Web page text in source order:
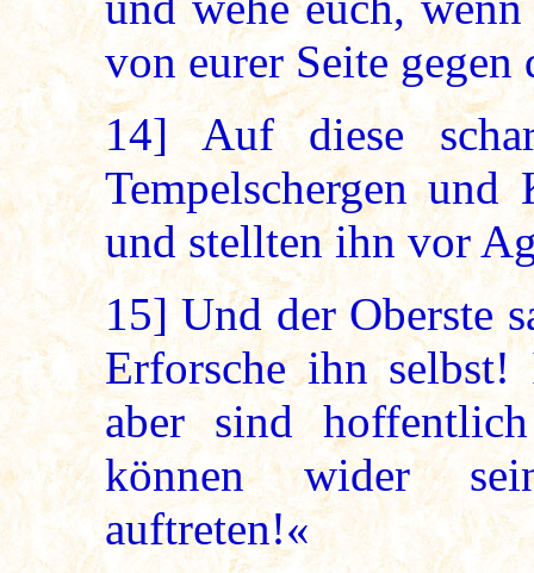
von eurer Seite
14] Auf diese
Tempelschergen und
und stellten ihn vor
15] Und der Oberste
Erforsche ihn
aber sind
können wider
auftreten!«